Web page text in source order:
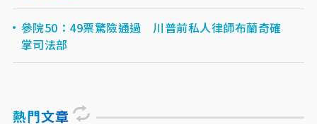
參院50：49票驚險通過 川普前私人律師布蘭奇確
掌司法部
熱門文章